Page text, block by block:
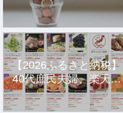
主婦の投資結果公開
【2026ふるさと納税】
40代庶民夫婦、楽天市
場のおすすめ返礼品10
選。